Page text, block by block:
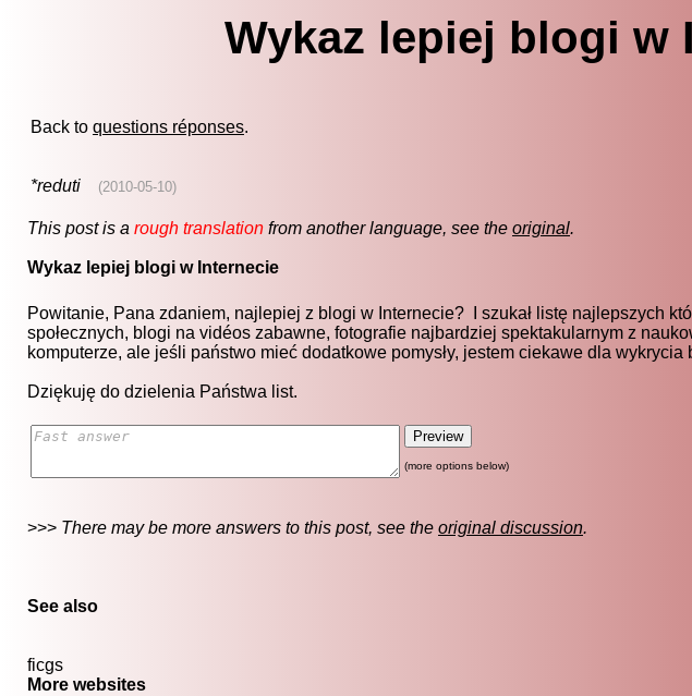
Wykaz lepiej blogi w
Back to questions réponses.
*reduti (2010-05-10)
This post is a rough translation from another language, see the original.
Wykaz lepiej blogi w Internecie
Powitanie, Pana zdaniem, najlepiej z blogi w Internecie? I szukał listę najlepszych
społecznych, blogi na vidéos zabawne, fotografie najbardziej spektakularnym z
komputerze, ale jeśli państwo mieć dodatkowe pomysły, jestem ciekawe dla wykrycia
Dziękuję do dzielenia Państwa list.
(more options below)
>>> There may be more answers to this post, see the original discussion.
See also
ficgs
More websites